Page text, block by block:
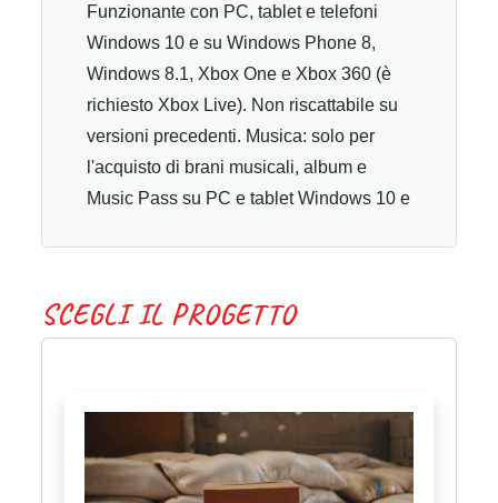
Funzionante con PC, tablet e telefoni
Windows 10 e su Windows Phone 8,
Windows 8.1, Xbox One e Xbox 360 (è
richiesto Xbox Live). Non riscattabile su
versioni precedenti. Musica: solo per
l'acquisto di brani musicali, album e
Music Pass su PC e tablet Windows 10 e
account Microsoft per l'Italia, l'intero
(soggetti a restrizioni) effettuati
direttamente in selezionati negozi online
Microsoft. Modalità di acquisto e prezzi
SCEGLI IL PROGETTO